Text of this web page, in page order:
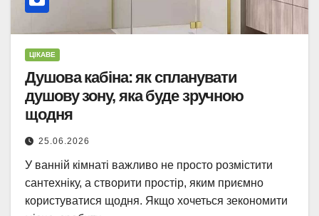
ЦІКАВЕ
Душова кабіна: як спланувати
душову зону, яка буде зручною
щодня
25.06.2026
У ванній кімнаті важливо не просто розмістити
сантехніку, а створити простір, яким приємно
користуватися щодня. Якщо хочеться зекономити